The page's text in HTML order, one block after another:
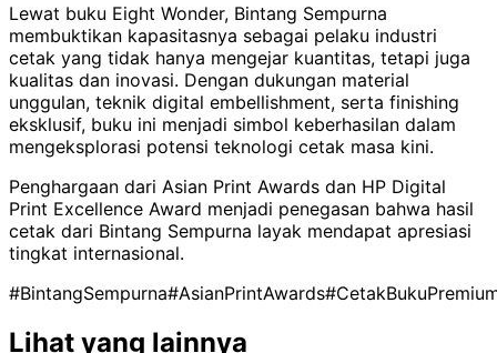
Lewat buku Eight Wonder, Bintang Sempurna
membuktikan kapasitasnya sebagai pelaku industri
cetak yang tidak hanya mengejar kuantitas, tetapi juga
kualitas dan inovasi. Dengan dukungan material
unggulan, teknik digital embellishment, serta finishing
eksklusif, buku ini menjadi simbol keberhasilan dalam
mengeksplorasi potensi teknologi cetak masa kini.
Penghargaan dari Asian Print Awards dan HP Digital
Print Excellence Award menjadi penegasan bahwa hasil
cetak dari Bintang Sempurna layak mendapat apresiasi
tingkat internasional.
#BintangSempurna#AsianPrintAwards
Lihat yang lainnya